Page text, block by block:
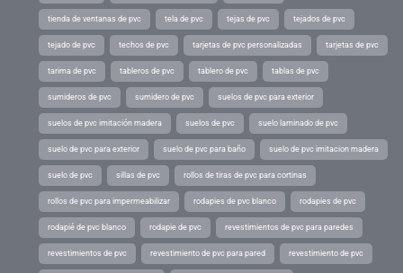
tienda de ventanas de pvc tela de pvc tejas de pvc tejados de pvc
tejado de pvc techos de pvc tarjetas de pvc personalizadas tarjetas de pvc
tarima de pvc tableros de pvc tablero de pvc tablas de pvc
sumideros de pvc sumidero de pvc suelos de pvc para exterior
suelos de pvc imitación madera suelos de pvc suelo laminado de pvc
suelo de pvc para exterior suelo de pvc para baño suelo de pvc imitacion madera
suelo de pvc sillas de pvc rollos de tiras de pvc para cortinas
rollos de pvc para impermeabilizar rodapies de pvc blanco rodapies de pvc
rodapié de pvc blanco rodapie de pvc revestimientos de pvc para paredes
revestimientos de pvc revestimiento de pvc para pared revestimiento de pvc